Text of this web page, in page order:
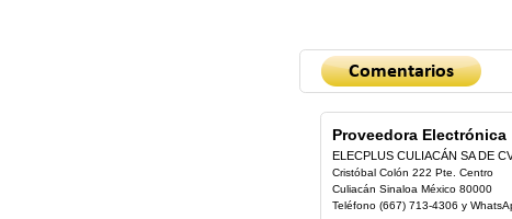
Proveedora Electrónica
ELECPLUS CULIACÁN SA DE
Cristóbal Colón 222 Pte. Centro
Culiacán Sinaloa México 80000
Teléfono (667) 713-4306 y